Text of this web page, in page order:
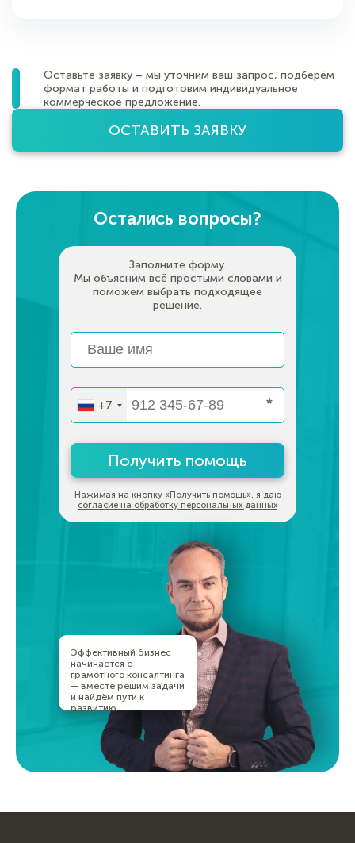
Оставьте заявку – мы уточним ваш запрос, подберём
формат работы и подготовим индивидуальное
коммерческое предложение.
ОСТАВИТЬ ЗАЯВКУ
Остались вопросы?
Заполните форму.
Мы объясним всё простыми словами и
поможем выбрать подходящее
решение.
*
+7
Получить помощь
Нажимая на кнопку «Получить помощь», я даю
согласие на обработку персональных данных
Эффективный бизнес
начинается с
грамотного консалтинга
— вместе решим задачи
и найдём пути к
развитию.